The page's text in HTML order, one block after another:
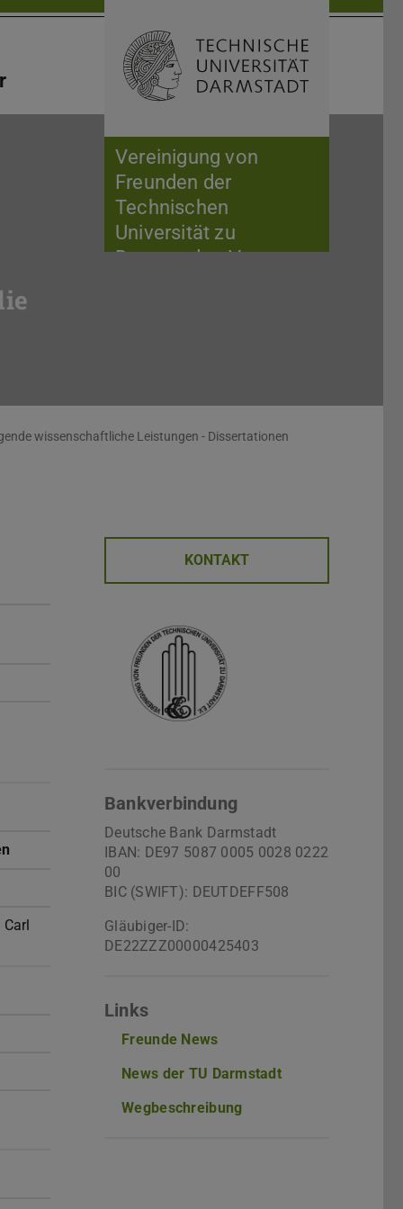
Vereinigung von
Freunden der
Technischen
Universität zu
Darmstadt e.V.
Suche öffnen
wissenschaftliche Leistungen - Dissertationen
KONTAKT
Bankverbindung
Deutsche Bank Darmstadt
IBAN: DE97 5087 0005 0028 0222
00
BIC (SWIFT): DEUTDEFF508
Gläubiger-ID:
DE22ZZZ00000425403
Links
Freunde News
News der TU Darmstadt
Wegbeschreibung